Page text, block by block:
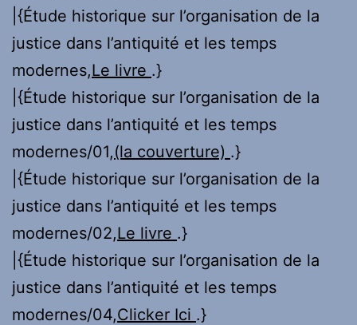
|{Étude historique sur l’organisation de la
justice dans l’antiquité et les temps
modernes,Le livre .}
|{Étude historique sur l’organisation de la
justice dans l’antiquité et les temps
modernes/01,(la couverture) .}
|{Étude historique sur l’organisation de la
justice dans l’antiquité et les temps
modernes/02,Le livre .}
|{Étude historique sur l’organisation de la
justice dans l’antiquité et les temps
modernes/04,Clicker Ici .}